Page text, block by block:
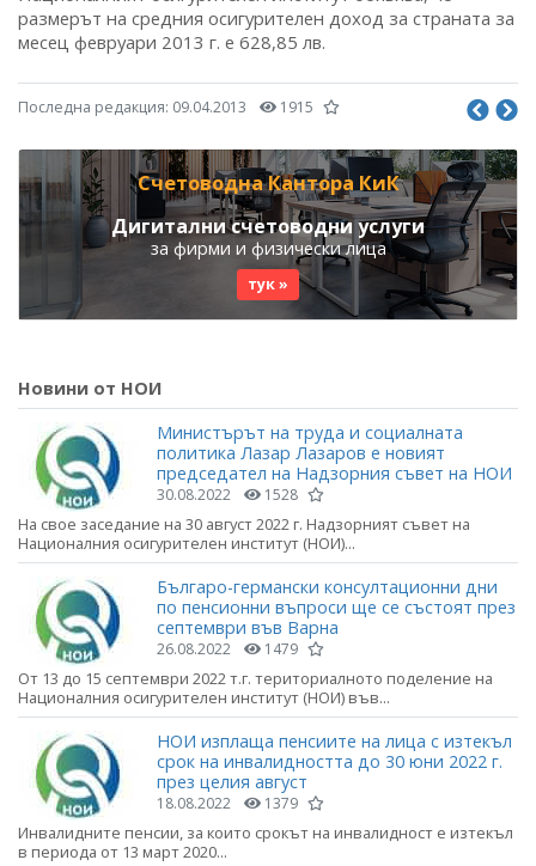
размерът на средния осигурителен доход за страната за
месец февруари 2013 г. е 628,85 лв.
Последна редакция: 09.04.2013 1915
Счетоводна Кантора КиК
Дигитални счетоводни услуги
за фирми и физически лица
тук »
Новини от НОИ
Министърът на труда и социалната
политика Лазар Лазаров е новият
председател на Надзорния съвет на НОИ
30.08.2022 1528
На свое заседание на 30 август 2022 г. Надзорният съвет на
Националния осигурителен институт (НОИ)...
Българо-германски консултационни дни
по пенсионни въпроси ще се състоят през
септември във Варна
26.08.2022 1479
От 13 до 15 септември 2022 т.г. териториалното поделение на
Националния осигурителен институт (НОИ) във...
НОИ изплаща пенсиите на лица с изтекъл
срок на инвалидността до 30 юни 2022 г.
през целия август
18.08.2022 1379
Инвалидните пенсии, за които срокът на инвалидност е изтекъл
в периода от 13 март 2020...